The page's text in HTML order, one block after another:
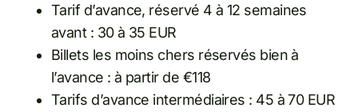
Tarif d’avance, réservé 4 à 12 semaines
avant : 30 à 35 EUR
Billets les moins chers réservés bien à
l’avance : à partir de €118
Tarifs d’avance intermédiaires : 45 à 70 EUR